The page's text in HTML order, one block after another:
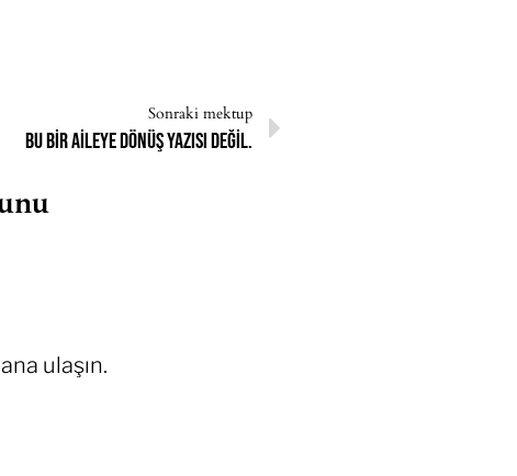
Sonraki mektup
Bu bir aileye dönüş yazısı değil.
ulaşın.